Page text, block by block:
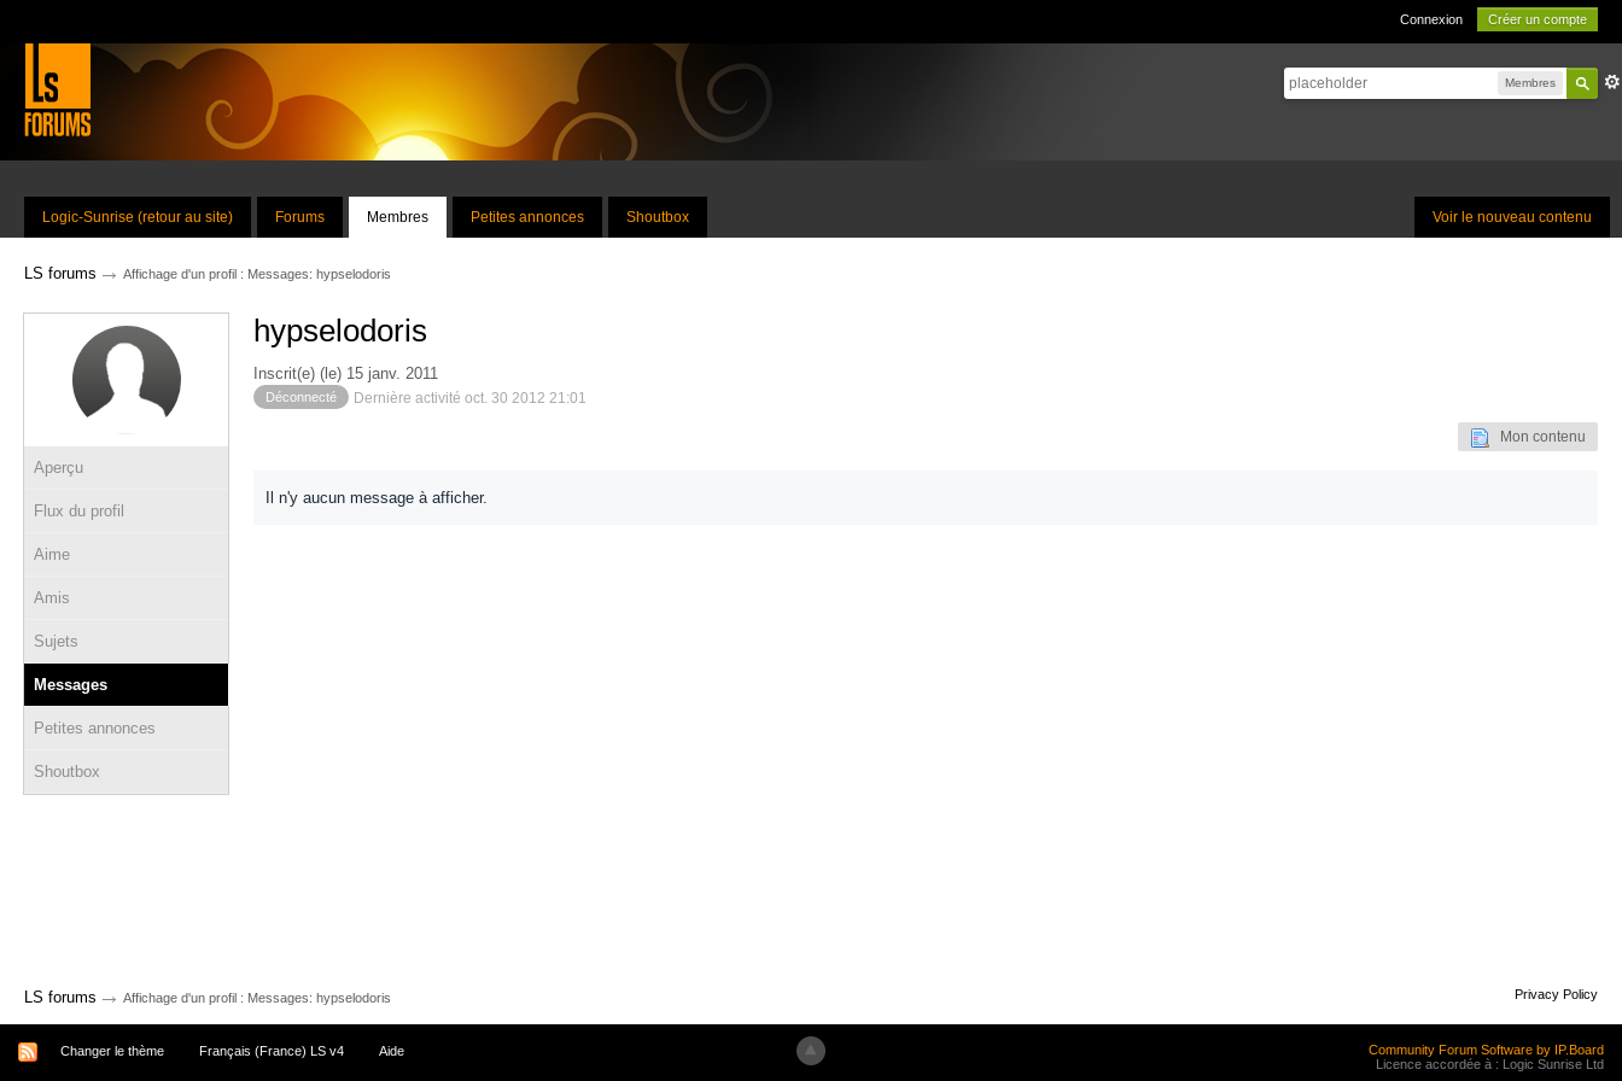
Connexion Créer un compte
Membres
Voir le nouveau contenu
Logic-Sunrise (retour au site) Forums Membres Petites annonces Shoutbox
LS forums → Affichage d'un profil : Messages: hypselodoris
Aperçu
Flux du profil
Aime
Amis
Sujets
Messages
Petites annonces
Shoutbox
hypselodoris
Inscrit(e) (le) 15 janv. 2011
Déconnecté Dernière activité oct. 30 2012 21:01
Mon contenu
Il n'y aucun message à afficher.
LS forums → Affichage d'un profil : Messages: hypselodoris Privacy Policy
Changer le thème Français (France) LS v4 Aide
Community Forum Software by IP.Board
Licence accordée à : Logic Sunrise Ltd